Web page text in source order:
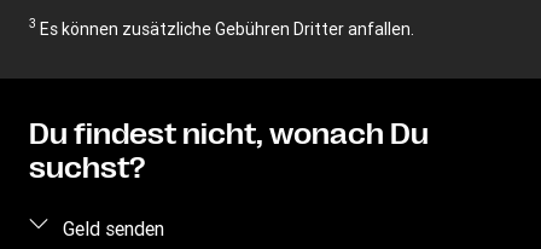
3 Es können zusätzliche Gebühren Dritter anfallen.
Du findest nicht, wonach Du
suchst?
Geld senden